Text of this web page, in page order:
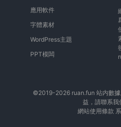
應用軟件
字體素材
WordPress主題
PPT模闆
©2019-2026 ruan.fun 站内數據
益，請聯系我
網站使用條款